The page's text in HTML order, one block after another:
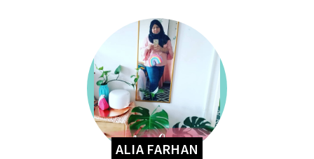
ALIA FARHAN